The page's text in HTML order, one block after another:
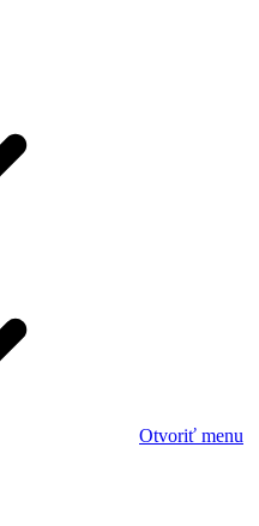
Otvoriť menu